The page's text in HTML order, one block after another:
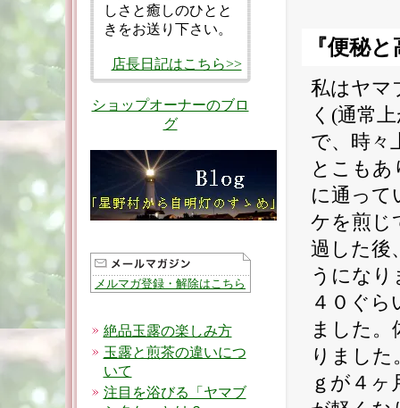
しさと癒しのひとと
きをお送り下さい。
店長日記はこちら>>
ショップオーナーのブロ
グ
メルマガ登録・解除はこちら
絶品玉露の楽しみ方
玉露と煎茶の違いにつ
いて
注目を浴びる「ヤマブ
『便秘
私はヤマ
く(通常
で、時々
とこもあ
に通って
ケを煎じ
過した後
うになり
４０ぐ
ました
りました
ｇが４